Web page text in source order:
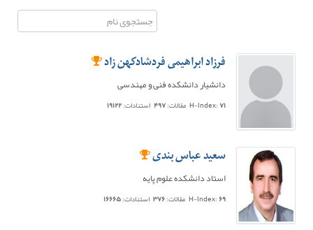
فرزاد ابراهیمی فردشادکهن زاد
دانشیار دانشکده فنی و مهندسی
H-Index: ۷۱ مقالات:۴۹۷ استنادات:۱۹۱۲۲
سعید عباس بندی
استاد دانشکده علوم پایه
H-Index: ۶۹ مقالات:۳۷۶ استنادات:۱۶۶۶۵